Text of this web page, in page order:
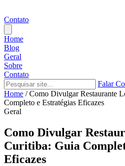
Contato
Home
Blog
Geral
Sobre
Contato
Falar
Home / Como Divulgar Restaurante
Completo e Estratégias Eficazes
Geral
Como Divulgar
Curitiba: Guia
Eficazes